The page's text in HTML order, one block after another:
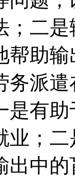
；二
帮助
务派
是有
业；
出中